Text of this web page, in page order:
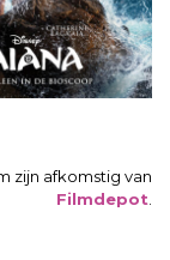
zijn afkomstig van
Filmdepot.